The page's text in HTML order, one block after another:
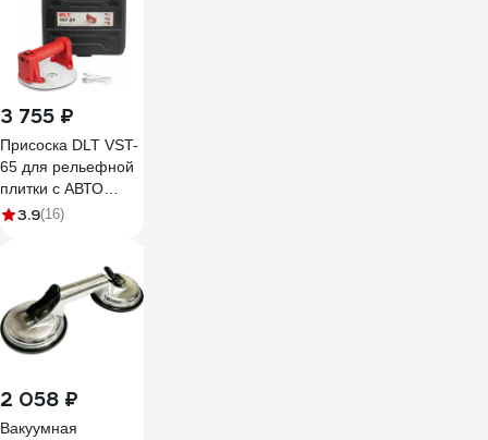
3 755 ₽
Присоска DLT VST-
65 для рельефной
плитки с АВТО
подкачкой, 6
3.9(16)
2 058 ₽
Вакуумная